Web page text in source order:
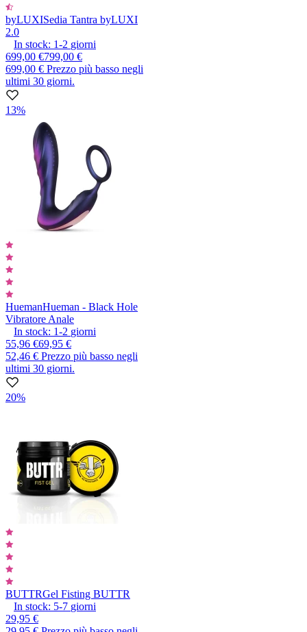
byLUXISedia Tantra byLUXI
2.0
In stock: 1-2 giorni
699,00 €799,00 €
699,00 € Prezzo più basso negli
ultimi 30 giorni.
13%
HuemanHueman - Black Hole
Vibratore Anale
In stock: 1-2 giorni
55,96 €69,95 €
52,46 € Prezzo più basso negli
ultimi 30 giorni.
20%
BUTTRGel Fisting BUTTR
In stock: 5-7 giorni
29,95 €